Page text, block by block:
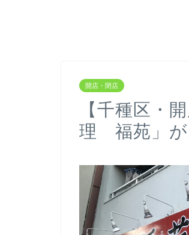
開店・閉店
【千種区・
理 福苑」が